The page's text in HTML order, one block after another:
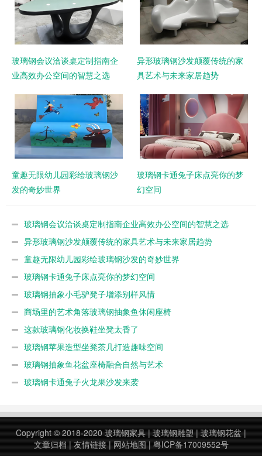
玻璃钢会议洽谈桌定制指南企
业高效办公空间的智慧之选
异形玻璃钢沙发颠覆传统的家
具艺术与未来家居趋势
童趣无限幼儿园彩绘玻璃钢沙
发的奇妙世界
玻璃钢卡通兔子床点亮你的梦
幻空间
玻璃钢会议洽谈桌定制指南企业高效办公空间的智慧之选
异形玻璃钢沙发颠覆传统的家具艺术与未来家居趋势
童趣无限幼儿园彩绘玻璃钢沙发的奇妙世界
玻璃钢卡通兔子床点亮你的梦幻空间
玻璃钢抽象小毛驴凳子增添别样风情
商场里的艺术角落玻璃钢抽象鱼休闲座椅
这款玻璃钢化妆换鞋坐凳太香了
玻璃钢苹果造型坐凳茶几打造趣味空间
玻璃钢抽象鱼花盆座椅融合自然与艺术
玻璃钢卡通兔子火龙果沙发来袭
Copyright © 2018-2020 玻璃钢家具 | 玻璃钢雕塑 | 玻璃钢花盆 |
文章归档 | 友情链接| 网站地图 | 粤ICP备17009552号